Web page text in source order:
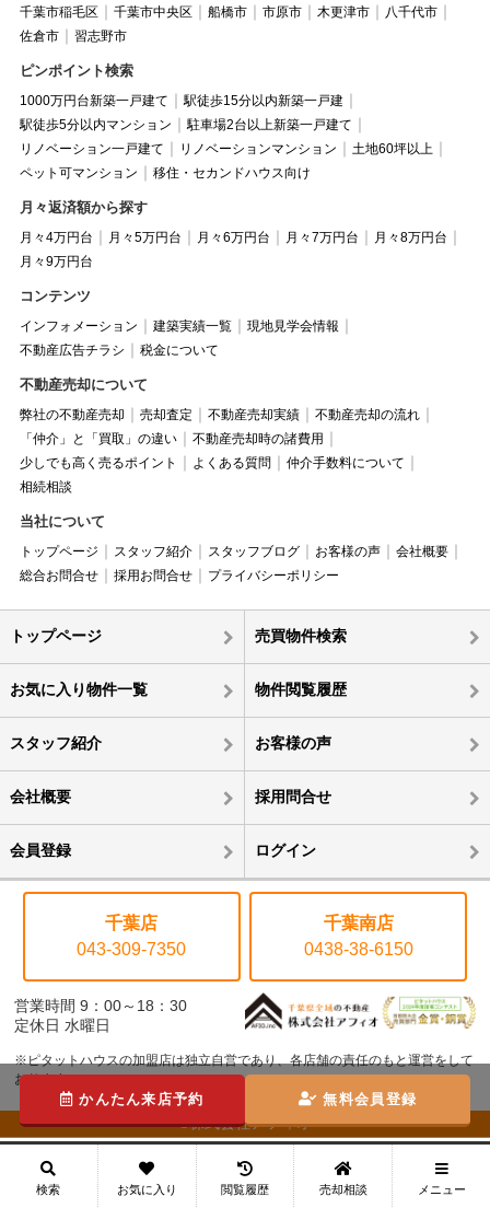
千葉市稲毛区
千葉市中央区 船橋市 市原市 木更津市
八千代市
佐倉市
習志野市
ピンポイント検索
1000万円台新築一戸建て
駅徒歩15分以内新築一戸建
駅徒歩5分以内マンション
駐車場2台以上新築一戸建て
リノベーション一戸建て
リノベーションマンション
土地60坪以上
ペット可マンション
移住・セカンドハウス向け
月々返済額から探す
月々4万円台 月々5万円台 月々6万円台 月々7万円台
月々8万円台
月々9万円台
コンテンツ
インフォメーション 建築実績一覧
現地見学会情報
不動産広告チラシ
税金について
不動産売却について
弊社の不動産売却 売却査定 不動産売却実績
不動産売却の流れ
「仲介」と「買取」の違い
不動産売却時の諸費用
少しでも高く売るポイント
よくある質問
仲介手数料について
相続相談
当社について
トップページ スタッフ紹介 スタッフブログ お客様の声
会社概要
総合お問合せ
採用お問合せ プライバシーポリシー
トップページ 売買物件検索
お気に入り物件一覧 物件閲覧履歴
スタッフ紹介 お客様の声
会社概要 採用問合せ
会員登録 ログイン
千葉店
043-309-7350
千葉南店
0438-38-6150
営業時間 9：00～18：30
定休日 水曜日
※ピタットハウスの加盟店は独立自営であり、各店舗の責任のもと運営をして
おります。
©株式会社アフィオ
かんたん来店予約 無料会員登録
検索 お気に入り 閲覧履歴 売却相談 メニュー